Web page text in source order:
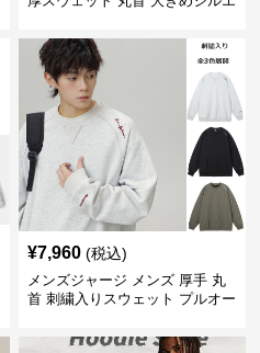
¥7,960 (税込)
メンズジャージ メンズ 厚手 丸
首 刺繍入りスウェット プルオー